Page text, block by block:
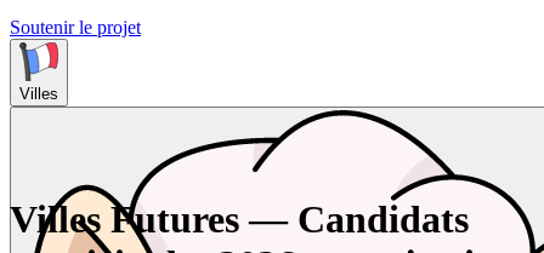
Soutenir le projet
Villes
Villes Futures — Candidats